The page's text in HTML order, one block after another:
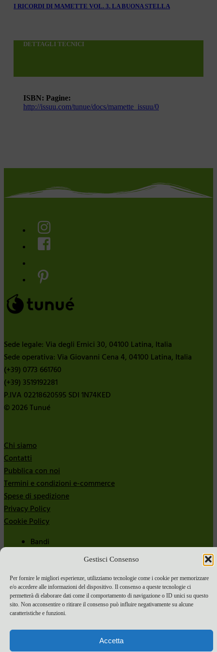
Gestisci Consenso
Per fornire le migliori esperienze, utilizziamo tecnologie come i cookie per memorizzare
e/o accedere alle informazioni del dispositivo. Il consenso a queste tecnologie ci
permetterà di elaborare dati come il comportamento di navigazione o ID unici su questo
sito. Non acconsentire o ritirare il consenso può influire negativamente su alcune
caratteristiche e funzioni.
Accetta
I RICORDI DI MAMETTE VOL. 3. LA BUONA STELLA
DETTAGLI TECNICI
ISBN: Pagine:
http://issuu.com/tunue/docs/mamette_issuu/0
Sede legale: Via degli Ernici 30, 04100 Latina, Italia
Sede operativa: Via Giovanni Cena 4, 04100 Latina, Italia
(+39) 0773 661760
(+39) 3519192281
P.IVA 02218620595 SDI 1N74KED
© 2026 Tunué
Chi siamo
Contatti
Pubblica con noi
Termini e condizioni e-commerce
Spese di spedizione
Privacy Policy
Cookie Policy
Bandi
Bandi 2024